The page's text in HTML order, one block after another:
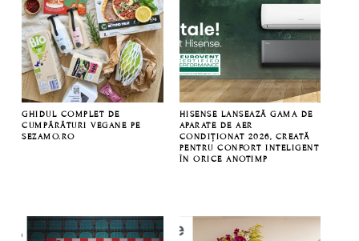
GHIDUL COMPLET DE
CUMPĂRĂTURI VEGANE PE
SEZAMO.RO
HISENSE LANSEAZĂ GAMA DE
APARATE DE AER
CONDIȚIONAT 2026, CREATĂ
PENTRU CONFORT INTELIGENT
ÎN ORICE ANOTIMP